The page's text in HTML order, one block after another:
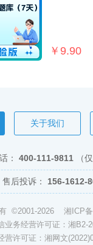
￥ 9.90
关于我们
： 400-111-9811 （
售后投诉： 156-1612-
有 ©2001-2026 湘ICP
业务经营许可证：湘B2-
营许可证：湘网文